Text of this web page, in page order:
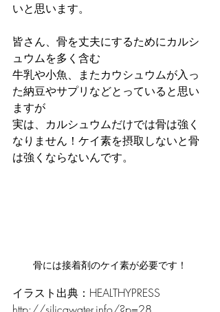
いと思います。
皆さん、骨を丈夫にするためにカルシ
ュウムを多く含む
牛乳や小魚、またカウシュウムが入っ
た納豆やサプリなどとっていると思い
ますが
実は、カルシュウムだけでは骨は強く
なりません！ケイ素を摂取しないと骨
は強くならないんです。
骨には接着剤のケイ素が必要です！
イラスト出典：HEALTHYPRESS